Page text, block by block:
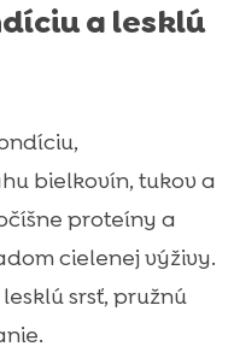
a lesklú
bielkovín, tukov a
proteíny a
cielenej výživy.
srsť, pružnú